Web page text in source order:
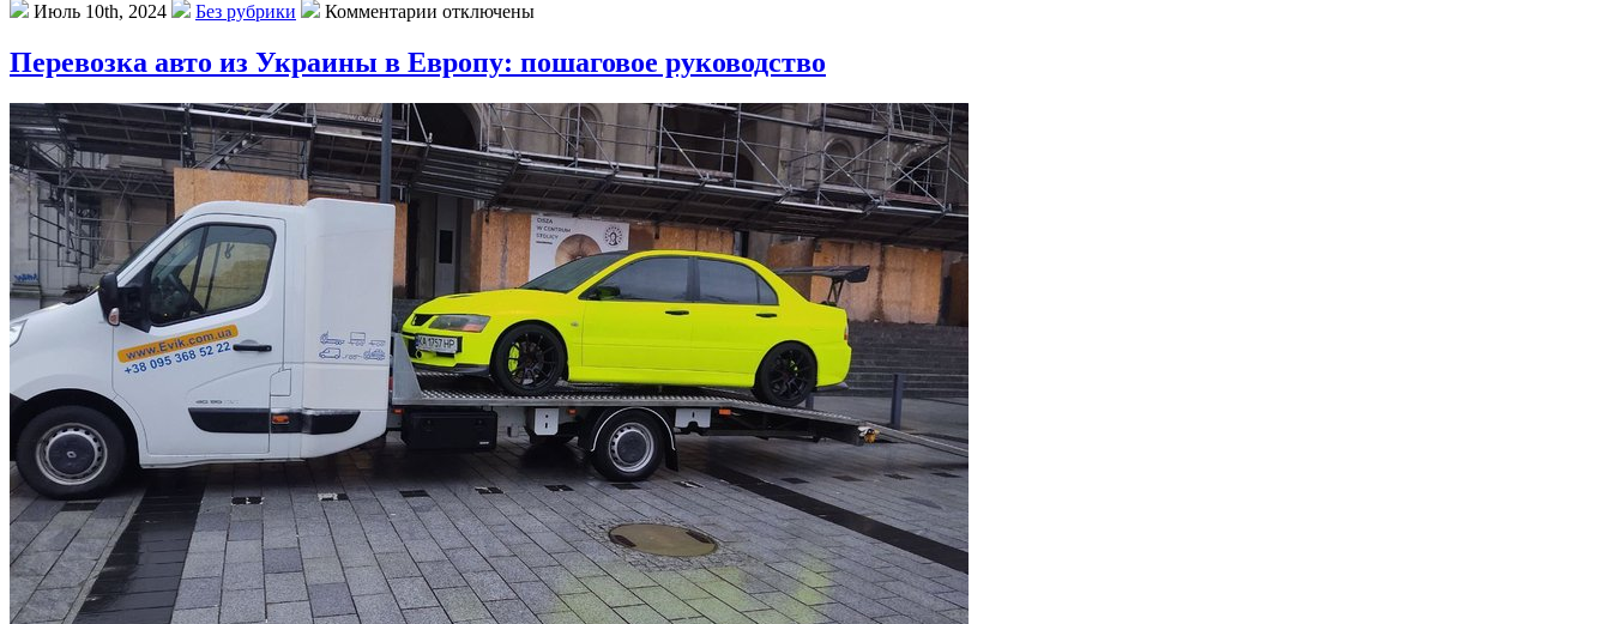
Июль 10th, 2024 Без рубрики Комментарии отключены
Перевозка авто из Украины в Европу: пошаговое руководство